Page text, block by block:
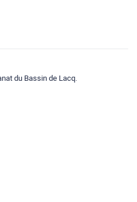
du Bassin de Lacq.